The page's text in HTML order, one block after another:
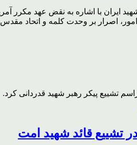
با اشاره به نقض عهد مکرر
اصرار بر وحدت کلمه و اتحاد
تشییع پیکر رهبر شهید قدردانی کرد.
تشییع قائد شهید امت